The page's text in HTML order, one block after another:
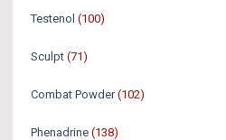
Testenol (100)
Sculpt (71)
Combat Powder (102)
Phenadrine (138)